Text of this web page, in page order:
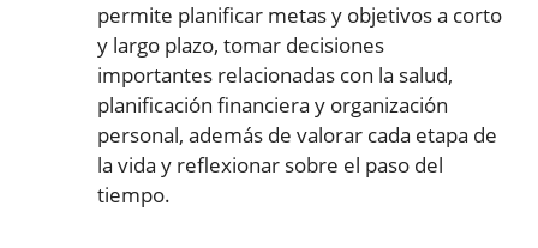
permite planificar metas y objetivos a corto
y largo plazo, tomar decisiones
importantes relacionadas con la salud,
planificación financiera y organización
personal, además de valorar cada etapa de
la vida y reflexionar sobre el paso del
tiempo.